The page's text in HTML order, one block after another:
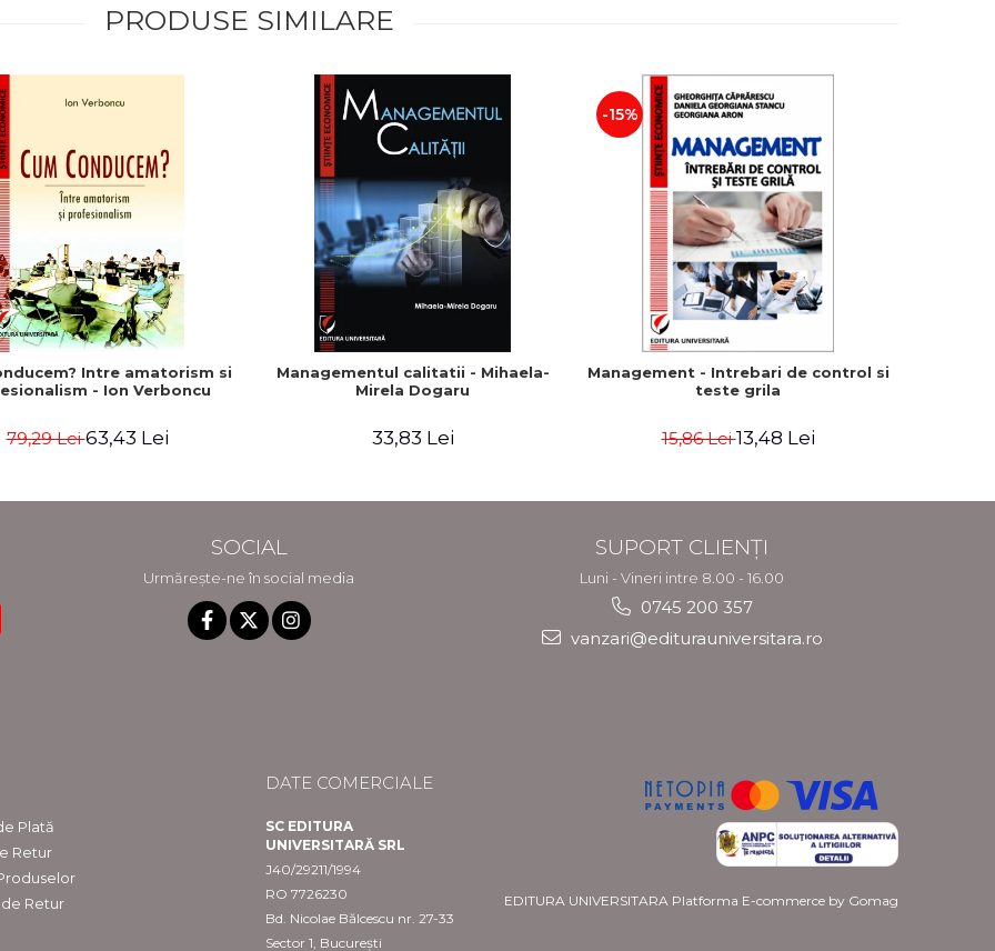
PRODUSE SIMILARE
Intre amatorism si
- Ion Verboncu
79,29 Lei63,43 Lei
Managementul calitatii - Mihaela-
Mirela Dogaru
33,83 Lei
-15%
Management - Intrebari de control si
teste grila
15,86 Lei13,48 Lei
SOCIAL
Urmărește-ne în social media
SUPORT CLIENȚI
Luni - Vineri intre 8.00 - 16.00
0745 200 357
vanzari@editurauniversitara.ro
Plată
Retur
Retur
DATE COMERCIALE
SC EDITURA
UNIVERSITARĂ SRL
J40/29211/1994
RO 7726230
Bd. Nicolae Bălcescu nr. 27-33
Sector 1, București
EDITURA UNIVERSITARA Platforma E-commerce by Gomag